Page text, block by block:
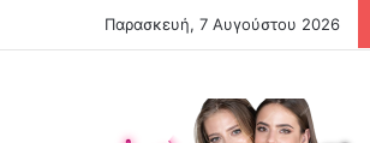
Παρασκευή, 7 Αυγούστου 2026